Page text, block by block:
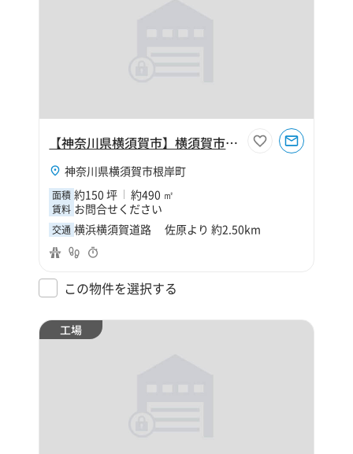
【神奈川県横須賀市】横須賀市根岸町4丁目150坪倉庫
神奈川県横須賀市根岸町
面積 約150 坪 約490 ㎡
賃料 お問合せください
交通 横浜横須賀道路 佐原より 約2.50km
この物件を選択する
工場